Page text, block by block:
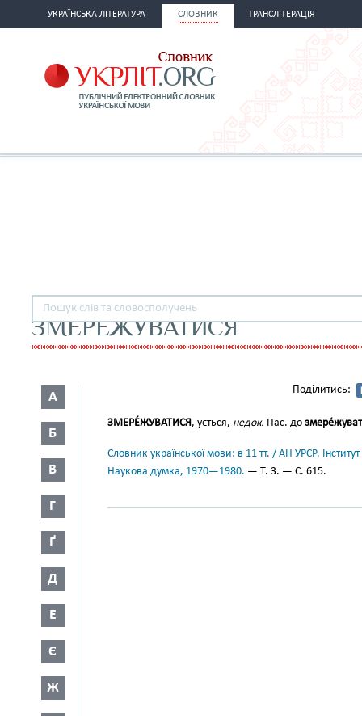
УКРАЇНСЬКА ЛІТЕРАТУРА СЛОВНИК ТРАНСЛІТЕРАЦІЯ
ЗМЕРЕЖУВАТИСЯ
А
Б
В
Г
Ґ
Д
Е
Є
Ж
Поділитись:
ЗМЕРЕ́ЖУВАТИСЯ, ується, недок. Пас. до
Словник української мови: в 11 тт. / АН УРСР.
Наукова думка, 1970—1980. — Т. 3. — С. 615.